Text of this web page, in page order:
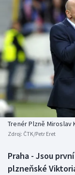
Cyklistika
DALŠÍ SPORTY
Americký fotbal
Baseball a softbal
Basketbal
Biatlon
Box
NEPŘEHLÉDNĚTE
Soutěže
Historické návraty
Aplikace ČT
Trenér Plzně Miroslav
Zdroj: ČTK/Petr Eret
Praha - Jsou
plzneňské